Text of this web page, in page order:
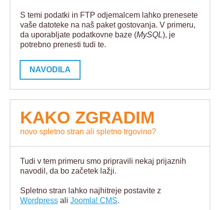
S temi podatki in FTP odjemalcem lahko prenesete
vaše datoteke na naš paket gostovanja. V primeru,
da uporabljate podatkovne baze (MySQL), je
potrebno prenesti tudi te.
NAVODILA
KAKO ZGRADIM
novo spletno stran ali spletno trgovino?
Tudi v tem primeru smo pripravili nekaj prijaznih
navodil, da bo začetek lažji.
Spletno stran lahko najhitreje postavite z
Wordpress ali Joomla! CMS.